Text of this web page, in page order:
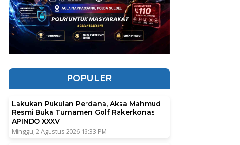
POPULER
Lakukan Pukulan Perdana, Aksa Mahmud
Resmi Buka Turnamen Golf Rakerkonas
APINDO XXXV
Minggu, 2 Agustus 2026 13:33 PM